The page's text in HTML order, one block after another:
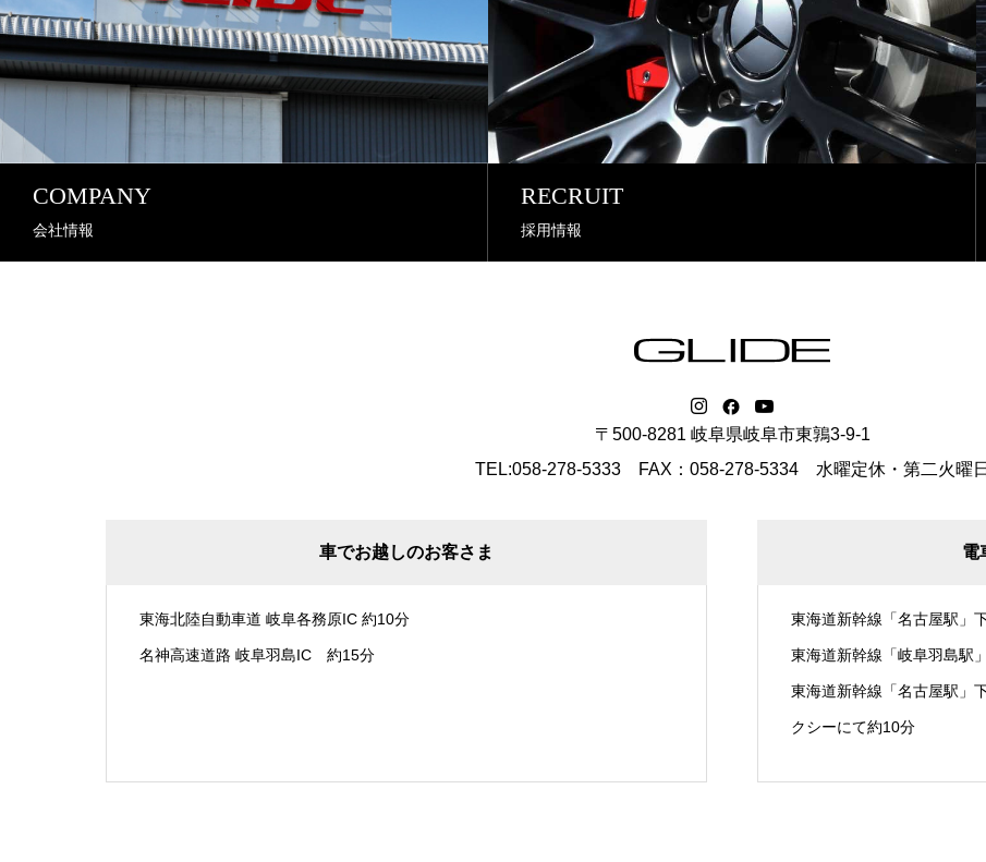
COMPANY
会社情報
RECRUIT
採用情報
〒500-8281 岐阜県岐阜市東鶉3-9-1
TEL:058-278-5333 FAX：058-278-5334 水曜定休・第二火曜日
車でお越しのお客さま
東海北陸自動車道 岐阜各務原IC 約10分
名神高速道路 岐阜羽島IC 約15分
電
東海道新幹線「名古屋駅
東海道新幹線「岐阜羽島
東海道新幹線「名古屋駅
クシーにて約10分